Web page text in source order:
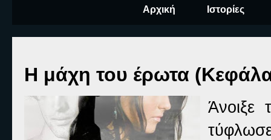
Αρχική Ιστορίες
Η μάχη του έρωτα